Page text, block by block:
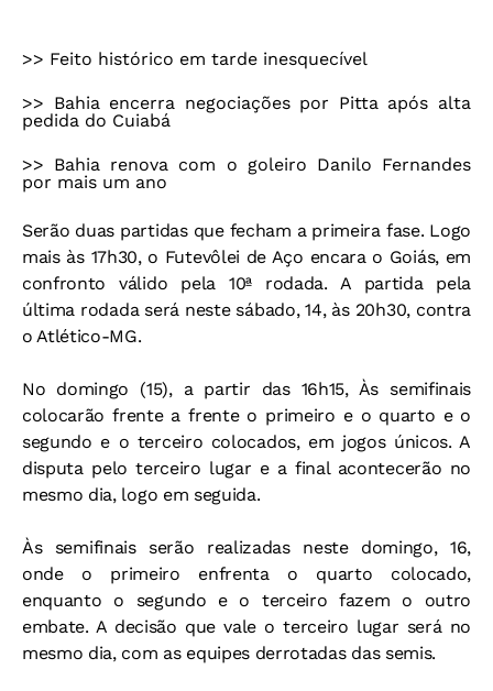
>> Feito histórico em tarde inesquecível
>> Bahia encerra negociações por Pitta após alta
pedida do Cuiabá
>> Bahia renova com o goleiro Danilo Fernandes
por mais um ano
Serão duas partidas que fecham a primeira fase. Logo
mais às 17h30, o Futevôlei de Aço encara o Goiás, em
confronto válido pela 10ª rodada. A partida pela
última rodada será neste sábado, 14, às 20h30, contra
o Atlético-MG.
No domingo (15), a partir das 16h15, Às semifinais
colocarão frente a frente o primeiro e o quarto e o
segundo e o terceiro colocados, em jogos únicos. A
disputa pelo terceiro lugar e a final acontecerão no
mesmo dia, logo em seguida.
Às semifinais serão realizadas neste domingo, 16,
onde o primeiro enfrenta o quarto colocado,
enquanto o segundo e o terceiro fazem o outro
embate. A decisão que vale o terceiro lugar será no
mesmo dia, com as equipes derrotadas das semis.